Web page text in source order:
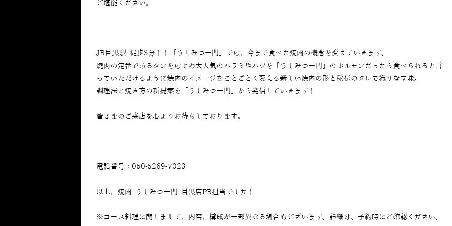
ご堪能ください。
JR目黒駅 徒歩3分！！「うしみつ一門」では、今まで食べた焼肉の概念を変えていきます。
焼肉の定番であるタンをはじめ大人気のハラミやハツを「うしみつ一門」のホルモンだったら食べられると言
っていただけるように焼肉のイメージをことごとく変える新しい焼肉の形と秘伝のタレで織りなす味。
調理法と焼き方の新提案を「うしみつ一門」から発信していきます！
皆さまのご来店を心よりお待ちしております。
電話番号：050-5269-7023
以上、焼肉 うしみつ一門 目黒店PR担当でした！
※コース料理に関しまして、内容、構成が一部異なる場合もございます。詳細は、予約時にご確認ください。